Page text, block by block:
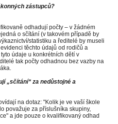
zástupců?
odhadují počty – v žádném
o sčítání (v takovém případě by
statistiku a ředitelé by museli
těchto údajů od rodičů a
údaje u konkrétních dětí v
tak počty odhadnou bez vazby na
„sčítání“ za nedůstojné a
na dotaz: "Kolik je ve vaší škole
považuje za příslušníka skupiny,
a jde pouze o kvalifikovaný odhad